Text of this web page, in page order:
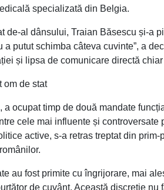
specializată din Belgia.
de-al dânsului, Traian Băsescu și-a
putut schimba câteva cuvinte”, a
și lipsa de comunicare directă
om de stat
ocupat timp de două mandate
cele mai influente și
active, s-a retras treptat din
au fost primite cu îngrijorare, mai
de cuvânt. Această discreție nu